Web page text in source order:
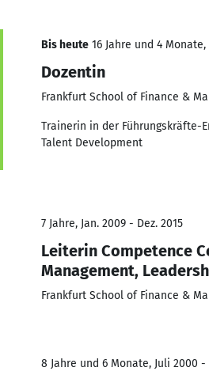
Bis heute 16 Jahre und 4
Dozentin
Frankfurt School of Finance &
Trainerin in der Führungskräfte-
Talent Development
7 Jahre, Jan. 2009 - Dez. 2015
Leiterin Competence
Management,
Frankfurt School of Finance &
8 Jahre und 6 Monate, Juli 2000 -